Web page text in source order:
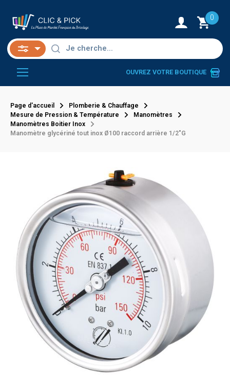
0
OUVREZ VOTRE BOUTIQUE
Page d'accueil
Plomberie & Chauffage
Mesure de Pression & Température
Manomètres
Manomètres Boitier Inox
Manomètre glycériné tout inox Ø100 raccord arrière 1/2"G